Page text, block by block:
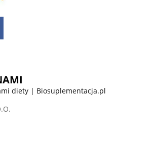
diety | Biosuplementacja.pl